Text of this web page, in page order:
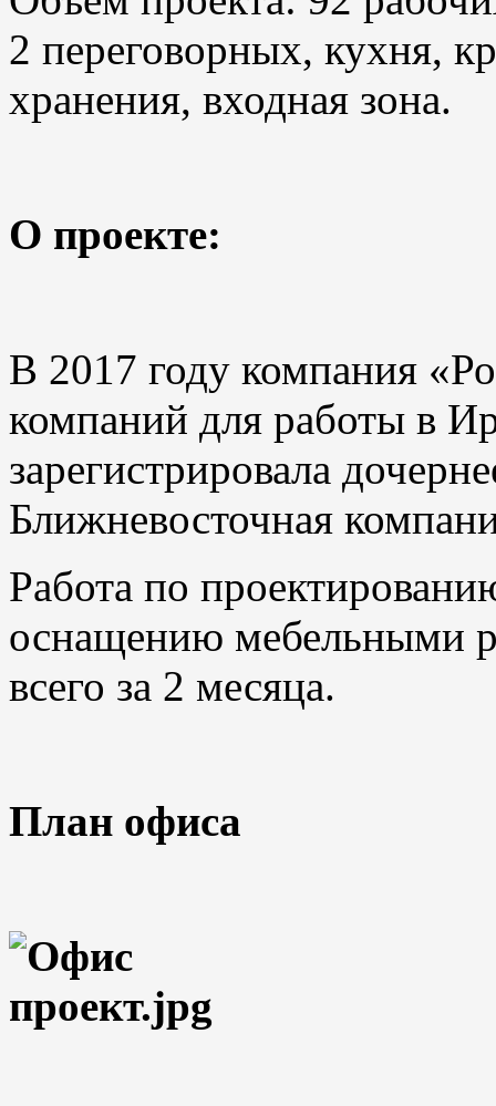
2 переговорных, кухня,
хранения, входная зона.
О проекте:
В 2017 году компания
компаний для работы в
зарегистрировала
Ближневосточная
Работа по
оснащению мебельными
всего за 2 месяца.
План офиса